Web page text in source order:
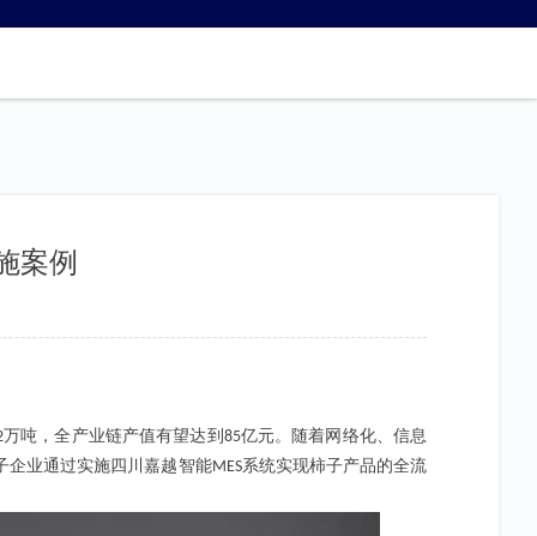
案例
万吨，全产业链产值有望达到 85亿元。随着网络化、信息
企业通过实施四川嘉越智能MES系统实现柿子产品的全流